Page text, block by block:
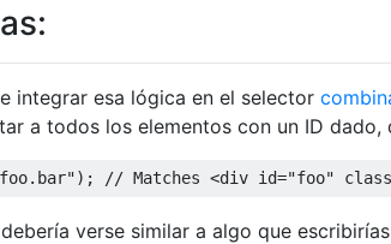
integrar esa lógica en el selector
a todos los elementos con un ID
); // Matches <div id="foo"
verse similar a algo que